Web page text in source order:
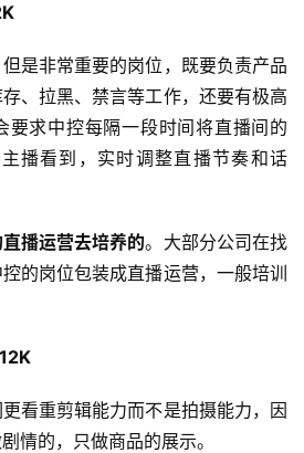
是非常重要的岗位，既要负责产品
、拉黑、禁言等工作，还要有极高
要求中控每隔一段时间将直播间的
播看到，实时调整直播节奏和话
播运营去培养的。大部分公司在找
的岗位包装成直播运营，一般培训
看重剪辑能力而不是拍摄能力，因
情的，只做商品的展示。